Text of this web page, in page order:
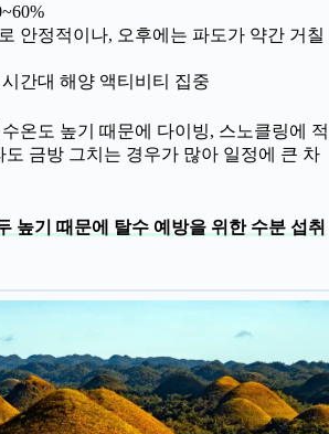
안정적이나, 오후에는 파도가 약간 거칠
간대 해양 액티비티 집중
온도 높기 때문에 다이빙, 스노클링에 적
도 금방 그치는 경우가 많아 일정에 큰 차
높기 때문에 탈수 예방을 위한 수분 섭취